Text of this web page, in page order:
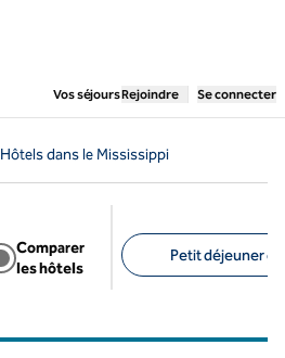
Vos séjours,ouvre un nouvel
Rejoindre Se connecter
Hôtels dans le Mississippi
Comparer
les hôtels
Petit déjeuner